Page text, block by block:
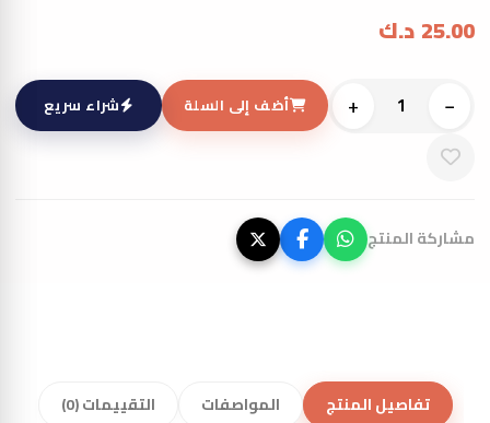
25.00د.ك
−
+ أضف إلى السلة شراء سريع
مشاركة المنتج
تفاصيل المنتج المواصفات التقييمات (0)